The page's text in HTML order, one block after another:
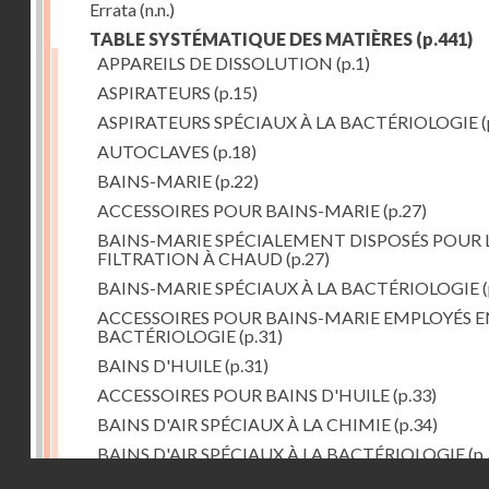
Errata(n.n.)
TABLE SYSTÉMATIQUE DES MATIÈRES (p.441)
APPAREILS DE DISSOLUTION (p.1)
ASPIRATEURS (p.15)
ASPIRATEURS SPÉCIAUX À LA BACTÉRIOLOGIE
AUTOCLAVES (p.18)
BAINS-MARIE(p.22)
ACCESSOIRES POUR BAINS-MARIE(p.27)
BAINS-MARIE SPÉCIALEMENT DISPOSÉS POUR
FILTRATION À CHAUD (p.27)
BAINS-MARIE SPÉCIAUX À LA BACTÉRIOLOGIE
ACCESSOIRES POUR BAINS-MARIE EMPLOYÉS
BACTÉRIOLOGIE(p.31)
BAINS D'HUILE(p.31)
ACCESSOIRES POUR BAINS D'HUILE(p.33)
BAINS D'AIR SPÉCIAUX À LA CHIMIE(p.34)
BAINS D'AIR SPÉCIAUX À LA BACTÉRIOLOGIE